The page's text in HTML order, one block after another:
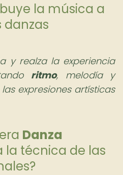
la música a
danzas
y realza la experiencia
ritmo, melodía y
expresiones artísticas
Danza
la técnica de las